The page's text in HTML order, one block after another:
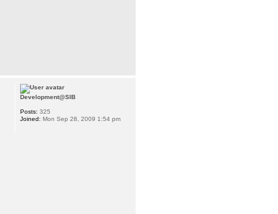
Development@SIB
Posts: 325
Joined: Mon Sep 28, 2009 1:54 pm